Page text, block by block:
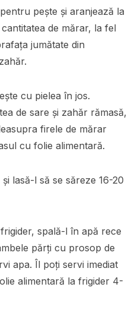
pește și aranjează la
de mărar, la fel
jumătate din
cu pielea în jos.
de sare și zahăr rămasă,
firele de mărar
cu folie alimentară.
lasă-l să se săreze 16-20
spală-l în apă rece
părți cu prosop de
apa. Îl poți servi imediat
alimentară la frigider 4-